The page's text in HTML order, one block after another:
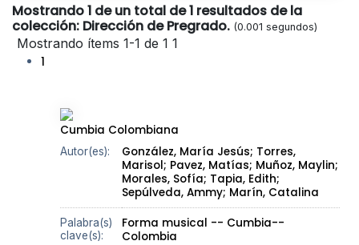
Mostrando 1 de un total de 1 resultados de la
colección: Dirección de Pregrado. (0.001 segundos)
Mostrando ítems 1-1 de 1 1
1
Cumbia Colombiana
Autor(es): González, María Jesús; Torres,
Marisol; Pavez, Matías; Muñoz, Maylin;
Morales, Sofía; Tapia, Edith;
Sepúlveda, Ammy; Marín, Catalina
Palabra(s)
clave(s):
Forma musical -- Cumbia--
Colombia